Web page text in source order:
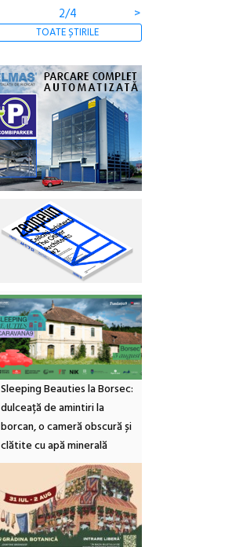
2/4 >
TOATE ȘTIRILE
Sleeping Beauties la Borsec:
dulceață de amintiri la
borcan, o cameră obscură și
clătite cu apă minerală